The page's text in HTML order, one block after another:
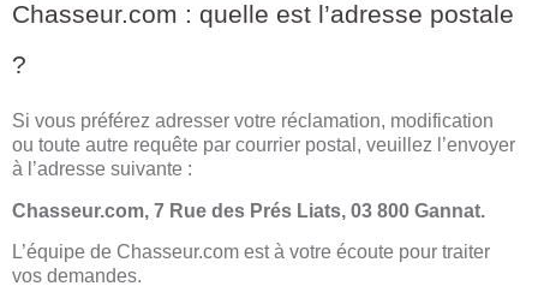
Chasseur.com : quelle est l’adresse postale
?
Si vous préférez adresser votre réclamation, modification
ou toute autre requête par courrier postal, veuillez l’envoyer
à l’adresse suivante :
Chasseur.com, 7 Rue des Prés Liats, 03 800 Gannat.
L’équipe de Chasseur.com est à votre écoute pour traiter
vos demandes.